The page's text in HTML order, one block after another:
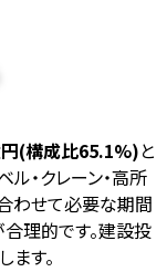
(構成比65.1%)と
・クレーン・高所
わせて必要な期間
理的です。建設投
す。